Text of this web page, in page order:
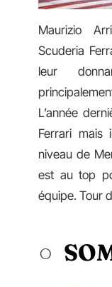
Maurizio
Scuderia
leur
L’année
Ferrari mais
niveau de
est au top
équipe. Tour